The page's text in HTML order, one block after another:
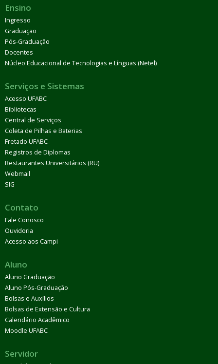
Ensino
Ingresso
Graduação
Pós-Graduação
Docentes
Núcleo Educacional de Tecnologias e Línguas (Netel)
Serviços e Sistemas
Acesso UFABC
Bibliotecas
Central de Serviços
Coleta de Pilhas e Baterias
Fretado UFABC
Registros de Diplomas
Restaurantes Universitários (RU)
Webmail
SIG
Contato
Fale Conosco
Ouvidoria
Acesso aos Campi
Aluno
Aluno Graduação
Aluno Pós-Graduação
Bolsas e Auxílios
Bolsas de Extensão e Cultura
Calendário Acadêmico
Moodle UFABC
Servidor